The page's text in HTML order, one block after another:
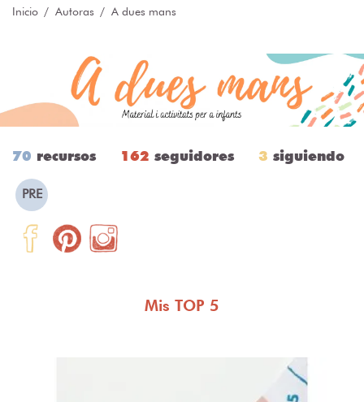
Inicio Autoras A dues mans
70 recursos 162 seguidores 3 siguiendo
PRE
Mis TOP 5